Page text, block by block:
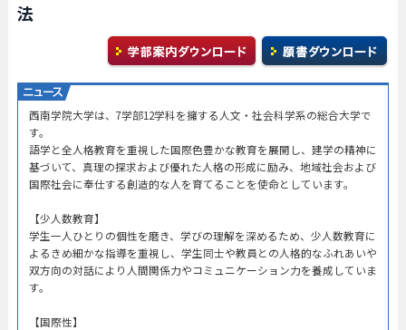
法
西南学院大学は、7学部12学科を擁する人文・社会科学系の総合大学で
す。
語学と全人格教育を重視した国際色豊かな教育を展開し、建学の精神に
基づいて、真理の探求および優れた人格の形成に励み、地域社会および
国際社会に奉仕する創造的な人を育てることを使命としています。
【少人数教育】
学生一人ひとりの個性を磨き、学びの理解を深めるため、少人数教育に
よるきめ細かな指導を重視し、学生同士や教員との人格的なふれあいや
双方向の対話により人間関係力やコミュニケーション力を養成していま
す。
【国際性】